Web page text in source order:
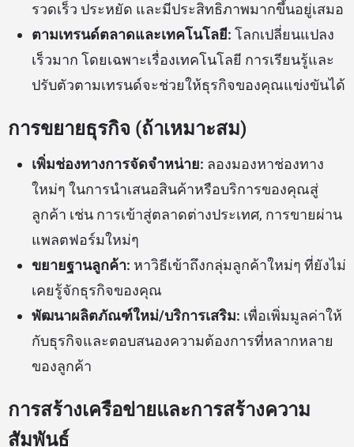
รวดเร็ว ประหยัด และมีประสิทธิภาพมากขึ้นอยู่เสมอ
ตามเทรนด์ตลาดและเทคโนโลยี: โลกเปลี่ยนแปลง
เร็วมาก โดยเฉพาะเรื่องเทคโนโลยี การเรียนรู้และ
ปรับตัวตามเทรนด์จะช่วยให้ธุรกิจของคุณแข่งขันได้
การขยายธุรกิจ (ถ้าเหมาะสม)
เพิ่มช่องทางการจัดจำหน่าย: ลองมองหาช่องทาง
ใหม่ๆ ในการนำเสนอสินค้าหรือบริการของคุณสู่
ลูกค้า เช่น การเข้าสู่ตลาดต่างประเทศ, การขายผ่าน
แพลตฟอร์มใหม่ๆ
ขยายฐานลูกค้า: หาวิธีเข้าถึงกลุ่มลูกค้าใหม่ๆ ที่ยังไม่
เคยรู้จักธุรกิจของคุณ
พัฒนาผลิตภัณฑ์ใหม่/บริการเสริม: เพื่อเพิ่มมูลค่าให้
กับธุรกิจและตอบสนองความต้องการที่หลากหลาย
ของลูกค้า
การสร้างเครือข่ายและการสร้างความ
สัมพันธ์